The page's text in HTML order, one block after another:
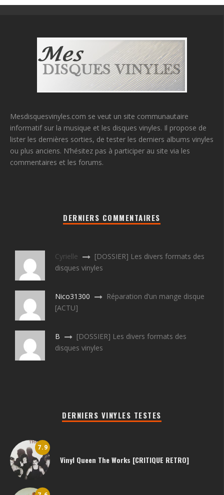
Mesdisquesvinyles.com se veut un site communautaire
informatif sur la musique et les disques vinyles. Il propose de
lister les dernières sorties, de tester les derniers albums vinyles
ou plus anciens. N’hésitez pas à participer au site via les
commentaires et les forums.
DERNIERS COMMENTAIRES
Cyrielle
[DOSSIER] Les divers formats des
disques vinyles
Nico31300
Réparation d’un mange disque
[ACTU]
B
[DOSSIER] Les divers formats des
disques vinyles
DERNIERS VINYLES TESTES
7.9
Vinyl Queen The Works [CRITIQUE RETRO]